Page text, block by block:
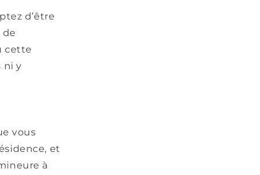
d’être
de
cette
ni y
vous
et
à